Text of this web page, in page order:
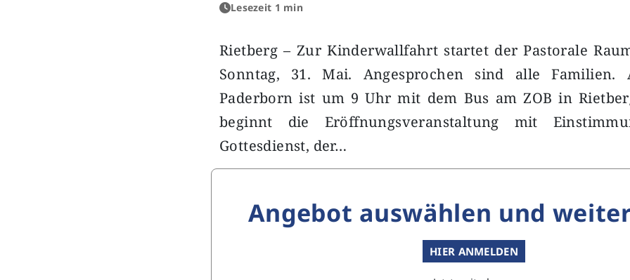
Lesezeit 1 min
Rietberg – Zur Kinderwallfahrt startet der Pastorale
Sonntag, 31. Mai. Angesprochen sind alle Familien.
Paderborn ist um 9 Uhr mit dem Bus am ZOB in
beginnt die Eröffnungsveranstaltung mit
Gottesdienst, der…
Angebot auswählen und
HIER ANMELDEN